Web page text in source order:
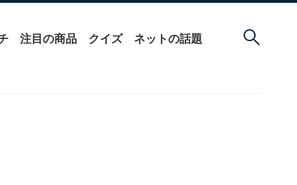
注目の商品 クイズ ネットの話題